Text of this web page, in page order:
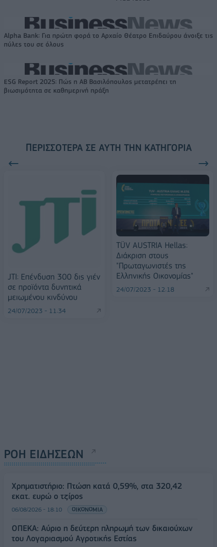
Alpha Bank: Για πρώτη φορά το Αρχαίο Θέατρο Επιδαύρου άνοιξε τις
πύλες του σε όλους
ESG Report 2025: Πώς η ΑΒ Βασιλόπουλος μετατρέπει τη
βιωσιμότητα σε καθημερινή πράξη
ΠΕΡΙΣΣΌΤΕΡΑ ΣΕ ΑΥΤΉ ΤΗΝ ΚΑΤΗΓΟΡΊΑ
JTI: Επένδυση 300 δις γιέν
σε προϊόντα δυνητικά
μειωμένου κινδύνου
24/07/2023 - 11:34
TÜV AUSTRIA Hellas:
Διάκριση στους
"Πρωταγωνιστές της
Ελληνικής Οικονομίας"
24/07/2023 - 12:18
ΡΟΗ ΕΙΔΗΣΕΩΝ
Χρηματιστήριο: Πτώση κατά 0,59%, στα 320,42
εκατ. ευρώ ο τζίρος
06/08/2026 - 18:10 ΟΙΚΟΝΟΜΙΑ
ΟΠΕΚΑ: Αύριο η δεύτερη πληρωμή των δικαιούχων
του Λογαριασμού Αγροτικής Εστίας